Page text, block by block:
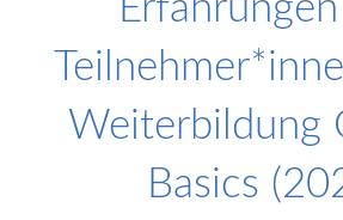
Weiterbildung
Basics